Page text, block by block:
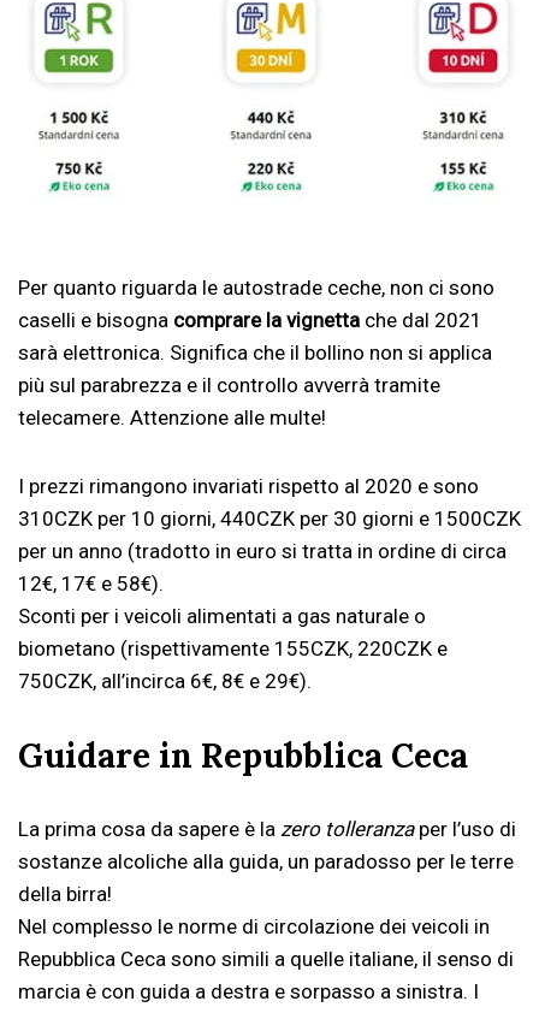
Per quanto riguarda le autostrade ceche, non ci sono
caselli e bisogna comprare la vignetta che dal 2021
sarà elettronica. Significa che il bollino non si applica
più sul parabrezza e il controllo avverrà tramite
telecamere. Attenzione alle multe!
I prezzi rimangono invariati rispetto al 2020 e sono
310CZK per 10 giorni, 440CZK per 30 giorni e 1500CZK
per un anno (tradotto in euro si tratta in ordine di circa
12€, 17€ e 58€).
Sconti per i veicoli alimentati a gas naturale o
biometano (rispettivamente 155CZK, 220CZK e
750CZK, all’incirca 6€, 8€ e 29€).
Guidare in Repubblica Ceca
La prima cosa da sapere è la zero tolleranzaper l’uso di
sostanze alcoliche alla guida, un paradosso per le terre
della birra!
Nel complesso le norme di circolazione dei veicoli in
Repubblica Ceca sono simili a quelle italiane, il senso di
marcia è con guida a destra e sorpasso a sinistra. I